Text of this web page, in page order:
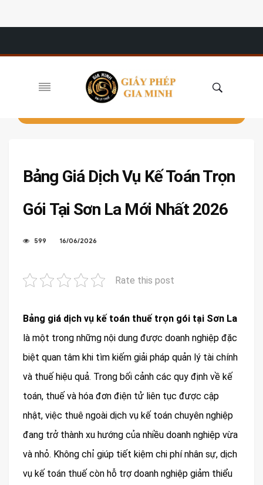
Bảng Giá Dịch Vụ Kế Toán Trọn
Gói Tại Sơn La Mới Nhất 2026
599 16/06/2026
Rate this post
Bảng giá dịch vụ kế toán thuế trọn gói tại Sơn La
là một trong những nội dung được doanh nghiệp đặc
biệt quan tâm khi tìm kiếm giải pháp quản lý tài chính
và thuế hiệu quả. Trong bối cảnh các quy định về kế
toán, thuế và hóa đơn điện tử liên tục được cập
nhật, việc thuê ngoài dịch vụ kế toán chuyên nghiệp
đang trở thành xu hướng của nhiều doanh nghiệp vừa
và nhỏ. Không chỉ giúp tiết kiệm chi phí nhân sự, dịch
vụ kế toán thuế còn hỗ trợ doanh nghiệp giảm thiểu